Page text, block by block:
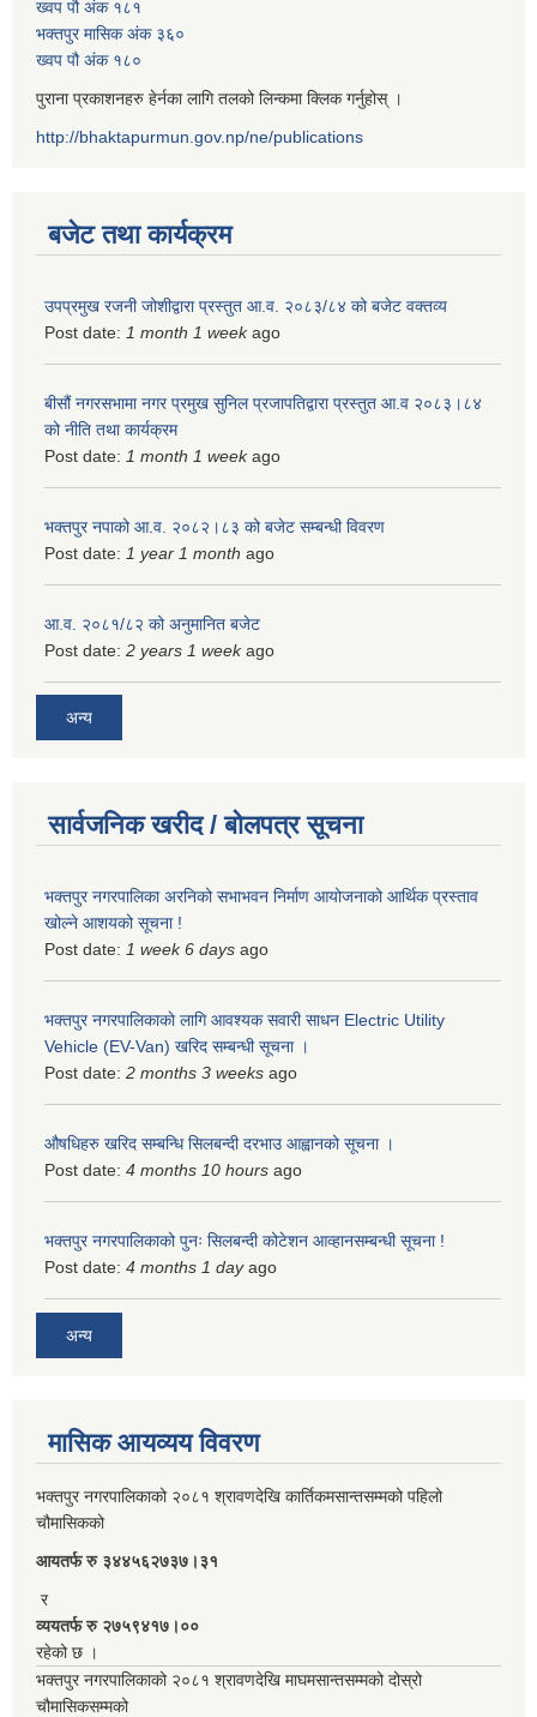
ख्वप पौ अंक १८१
भक्तपुर मासिक अंक ३६०
ख्वप पौ अंक १८०
पुराना प्रकाशनहरु हेर्नका लागि तलको लिन्कमा क्लिक गर्नुहोस् ।
http://bhaktapurmun.gov.np/ne/publications
बजेट तथा कार्यक्रम
उपप्रमुख रजनी जोशीद्वारा प्रस्तुत आ.व. २०८३/८४ को बजेट वक्तव्य
Post date: 1 month 1 weekago
बीसौं नगरसभामा नगर प्रमुख सुनिल प्रजापतिद्वारा प्रस्तुत आ.व‍ २०८३।८४
को नीति तथा कार्यक्रम
Post date: 1 month 1 weekago
भक्तपुर नपाको आ.व. २०८२।८३ को बजेट सम्बन्धी विवरण
Post date: 1 year 1 month ago
आ.व. २०८१/८२ को अनुमानित बजेट
Post date: 2 years 1 weekago
अन्य
सार्वजनिक खरीद / बोलपत्र सूचना
भक्तपुर नगरपालिका अरनिको सभाभवन निर्माण आयोजनाको आर्थिक प्रस्ताव
खोल्ने आशयको सूचना !
Post date: 1 week 6 days ago
भक्तपुर नगरपालिकाकाे लागि आवश्यक सवारी साधन Electric Utility
Vehicle (EV-Van) खरिद सम्बन्धी सूचना ।
Post date: 2 months 3 weeks ago
औषधिहरु खरिद सम्बन्धि सिलबन्दी दरभाउ आह्वानको सूचना ।
Post date: 4 months 10 hours ago
भक्तपुर नगरपालिकाको पुनः सिलबन्दी कोटेशन आव्हानसम्बन्धी सूचना !
Post date: 4 months 1 dayago
अन्य
मासिक आयव्यय विवरण
भक्तपुर नगरपालिकाको २०८१ श्रावणदेखि कार्तिकमसान्तसम्मको पहिलो
चौमासिकको
आयतर्फ रु‌ ३४४५६२७३७।३१
र
व्ययतर्फ रु २७५९४१७।००
रहेको छ ।
भक्तपुर नगरपालिकाको २०८१ श्रावणदेखि माघमसान्तसम्मको दोस्रो
चौमासिकसम्मको